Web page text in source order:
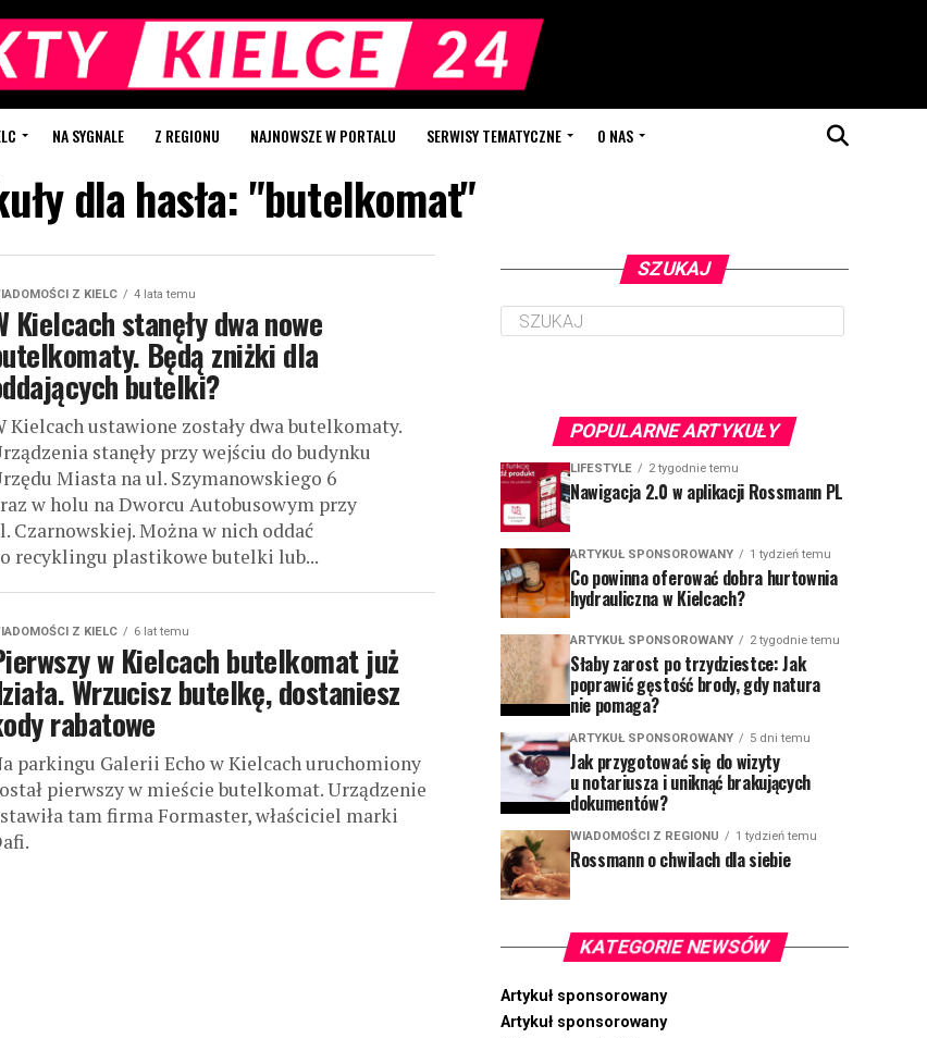
NA SYGNALE Z REGIONU NAJNOWSZE W PORTALU SERWISY TEMATYCZNE O NAS
dla hasła: "butelkomat"
Z KIELC 4 lata temu
Kielcach stanęły dwa nowe
Będą zniżki dla
butelki?
Kielcach ustawione zostały dwa butelkomaty.
stanęły przy wejściu do budynku
Miasta na ul. Szymanowskiego 6
w holu na Dworcu Autobusowym przy
Czarnowskiej. Można w nich oddać
recyklingu plastikowe butelki lub...
Z KIELC 6 lat temu
w Kielcach butelkomat już
Wrzucisz butelkę, dostaniesz
rabatowe
parkingu Galerii Echo w Kielcach uruchomiony
pierwszy w mieście butelkomat. Urządzenie
tam firma Formaster, właściciel marki
SZUKAJ
POPULARNE ARTYKUŁY
LIFESTYLE 2 tygodnie temu
Nawigacja 2.0 w aplikacji Rossmann PL
ARTYKUŁ SPONSOROWANY 1 tydzień temu
Co powinna oferować dobra hurtownia
hydrauliczna w Kielcach?
ARTYKUŁ SPONSOROWANY 2 tygodnie temu
Słaby zarost po trzydziestce: Jak
poprawić gęstość brody, gdy natura
nie pomaga?
ARTYKUŁ SPONSOROWANY 5 dni temu
Jak przygotować się do wizyty
u notariusza i uniknąć brakujących
dokumentów?
WIADOMOŚCI Z REGIONU 1 tydzień temu
Rossmann o chwilach dla siebie
KATEGORIE NEWSÓW
Artykuł sponsorowany
Artykuł sponsorowany